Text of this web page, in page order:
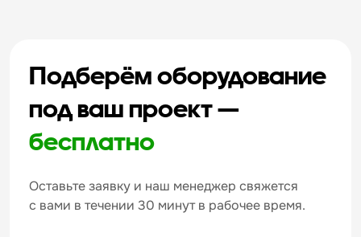
Подберём оборудование
под ваш проект —
бесплатно
Оставьте заявку и наш менеджер свяжется
с вами в течении 30 минут в рабочее время.